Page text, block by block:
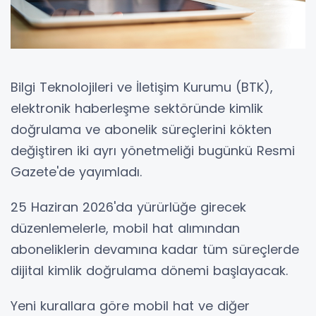
Bilgi Teknolojileri ve İletişim Kurumu (BTK),
elektronik haberleşme sektöründe kimlik
doğrulama ve abonelik süreçlerini kökten
değiştiren iki ayrı yönetmeliği bugünkü Resmi
Gazete'de yayımladı.
25 Haziran 2026'da yürürlüğe girecek
düzenlemelerle, mobil hat alımından
aboneliklerin devamına kadar tüm süreçlerde
dijital kimlik doğrulama dönemi başlayacak.
Yeni kurallara göre mobil hat ve diğer